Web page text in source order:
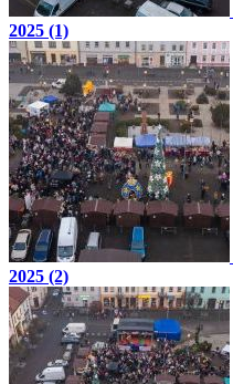
2025 (1)
2025 (2)